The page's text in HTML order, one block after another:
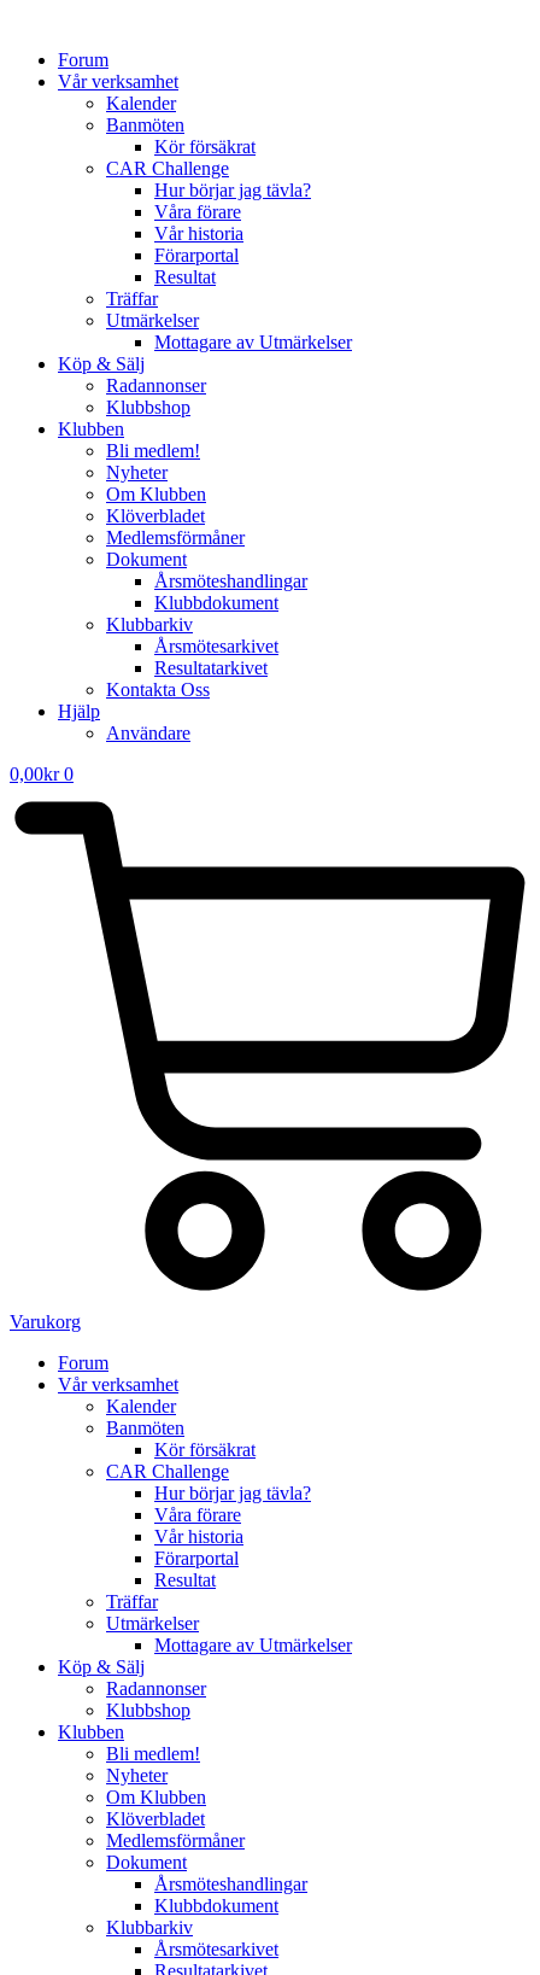
Forum
Vår verksamhet
Kalender
Banmöten
Kör försäkrat
CAR Challenge
Hur börjar jag tävla?
Våra förare
Vår historia
Förarportal
Resultat
Träffar
Utmärkelser
Mottagare av Utmärkelser
Köp & Sälj
Radannonser
Klubbshop
Klubben
Bli medlem!
Nyheter
Om Klubben
Klöverbladet
Medlemsförmåner
Dokument
Årsmöteshandlingar
Klubbdokument
Klubbarkiv
Årsmötesarkivet
Resultatarkivet
Kontakta Oss
Hjälp
Användare
0,00kr 0
Varukorg
Forum
Vår verksamhet
Kalender
Banmöten
Kör försäkrat
CAR Challenge
Hur börjar jag tävla?
Våra förare
Vår historia
Förarportal
Resultat
Träffar
Utmärkelser
Mottagare av Utmärkelser
Köp & Sälj
Radannonser
Klubbshop
Klubben
Bli medlem!
Nyheter
Om Klubben
Klöverbladet
Medlemsförmåner
Dokument
Årsmöteshandlingar
Klubbdokument
Klubbarkiv
Årsmötesarkivet
Resultatarkivet